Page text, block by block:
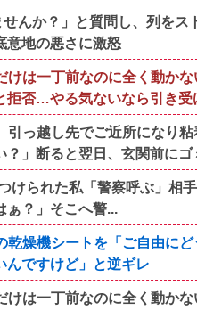
んか？」と質問し、列を
意地の悪さに激怒
けは一丁前なのに全く動か
拒否…やる気ないなら引き受
引っ越し先でご近所になり
？」断ると翌日、玄関前にゴ
けられた私「警察呼ぶ」
ぁ？」そこへ警...
乾燥機シートを「ご自由に
んですけど」と逆ギレ
けは一丁前なのに全く動か